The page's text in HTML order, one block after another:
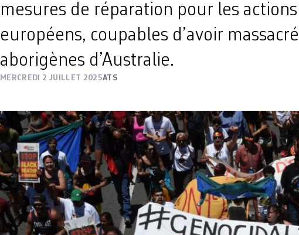
mesures de réparation pour les
européens, coupables d’avoir
aborigènes d’Australie.
MERCREDI 2 JUILLET 2025ATS